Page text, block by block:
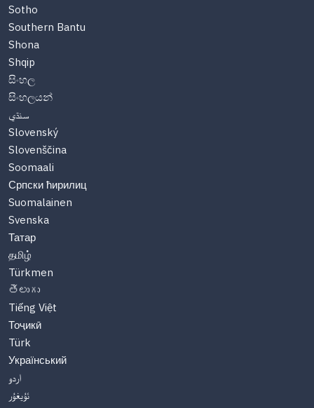
Sotho
Southern Bantu
Shona
Shqip
සිංහල
සිංහලයන්
سنڌي
Slovenský
Slovenščina
Soomaali
Српски ћирилиц
Suomalainen
Svenska
Татар
தமிழ்
Türkmen
తెలుగు
Tiếng Việt
Тоҷикӣ
Türk
Український
اردو
ئۇيغۇر